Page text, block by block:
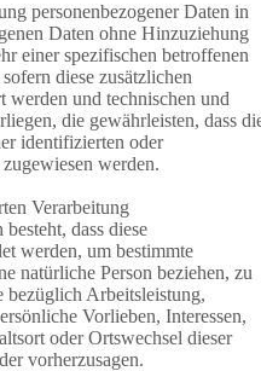
personenbezogener Daten in
Daten ohne Hinzuziehung
einer spezifischen betroffenen
diese zusätzlichen
werden und technischen und
die gewährleisten, dass
identifizierten oder
werden.
Verarbeitung
dass diese
werden, um bestimmte
natürliche Person beziehen, zu
bezüglich Arbeitsleistung,
Vorlieben, Interessen,
oder Ortswechsel dieser
vorherzusagen.